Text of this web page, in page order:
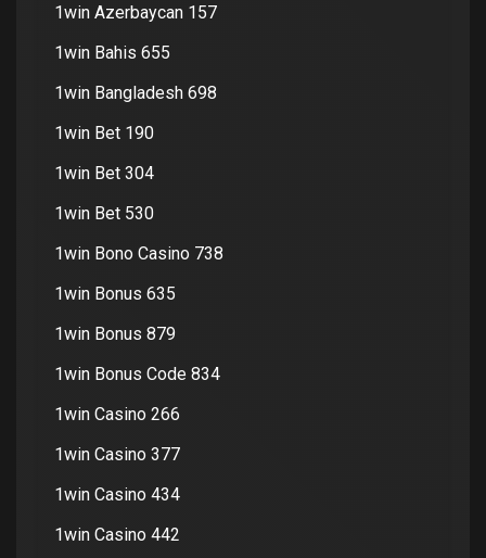
1win Azerbaycan 157
1win Bahis 655
1win Bangladesh 698
1win Bet 190
1win Bet 304
1win Bet 530
1win Bono Casino 738
1win Bonus 635
1win Bonus 879
1win Bonus Code 834
1win Casino 266
1win Casino 377
1win Casino 434
1win Casino 442